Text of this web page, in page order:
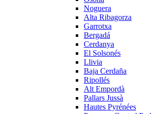
Noguera
Alta Ribagorza
Garrotxa
Bergadá
Cerdanya
El Solsonés
Llivia
Baja Cerdaña
Ripollés
Alt Empordà
Pallars Jussà
Hautes Pyrénées